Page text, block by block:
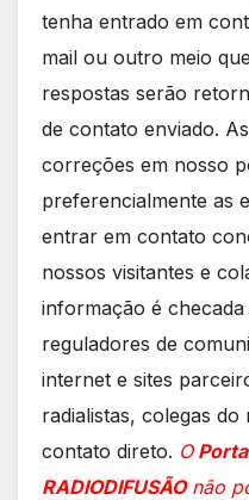
tenha entrado em
mail ou outro meio
respostas serão
de contato enviado.
correções em nosso
preferencialmente as
entrar em contato
nossos visitantes e
informação é
reguladores de
internet e sites
radialistas, colegas
contato direto. OPortal
RADIODIFUSÃOnão